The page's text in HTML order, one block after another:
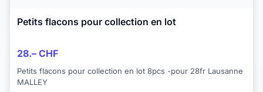
Petits flacons pour collection en lot
28.– CHF
Petits flacons pour collection en lot 8pcs -pour 28fr Lausanne
MALLEY